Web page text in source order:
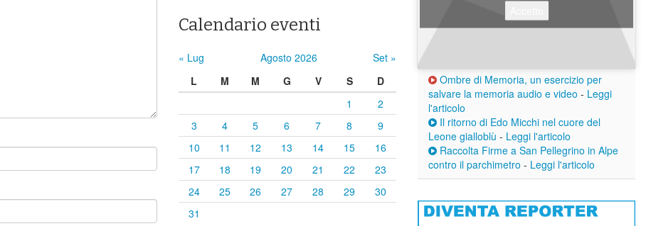
Calendario eventi
« Lug Agosto 2026
Set »
L
M M G V S
D
1
2
3
4 5 6 7 8
9
10
11 12 13 14 15
16
17
18 19 20 21 22
23
24
25 26 27 28 29
30
31
Ombre di Memoria, un esercizio per
salvare la memoria audio e video - Leggi
l'articolo
Il ritorno di Edo Micchi nel cuore del
Leone gialloblù - Leggi l'articolo
Raccolta Firme a San Pellegrino in Alpe
contro il parchimetro - Leggi l'articolo